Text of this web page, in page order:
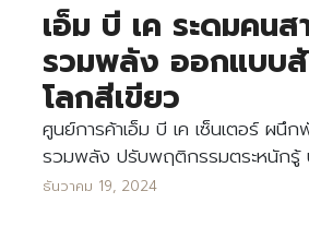
เอ็ม บี เค ระดมคนส
รวมพลัง ออกแบบ
โลกสีเขียว
ศูนย์การค้าเอ็ม บี เค เซ็นเตอร์ ผนึ
รวมพลัง ปรับพฤติกรรมตระหนักรู้
ธันวาคม 19, 2024